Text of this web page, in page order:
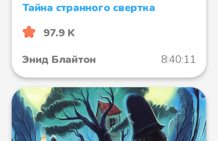
Тайна странного свертка
97.9 K
Энид Блайтон
8:40:11